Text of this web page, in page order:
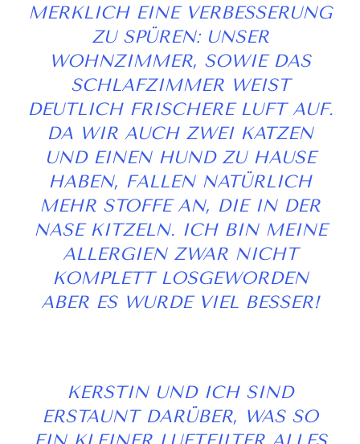
MERKLICH EINE VERBESSERUNG
ZU SPÜREN: UNSER
WOHNZIMMER, SOWIE DAS
SCHLAFZIMMER WEIST
DEUTLICH FRISCHERE LUFT AUF.
DA WIR AUCH ZWEI KATZEN
UND EINEN HUND ZU HAUSE
HABEN, FALLEN NATÜRLICH
MEHR STOFFE AN, DIE IN DER
NASE KITZELN. ICH BIN MEINE
ALLERGIEN ZWAR NICHT
KOMPLETT LOSGEWORDEN
ABER ES WURDE VIEL BESSER!
KERSTIN UND ICH SIND
ERSTAUNT DARÜBER, WAS SO